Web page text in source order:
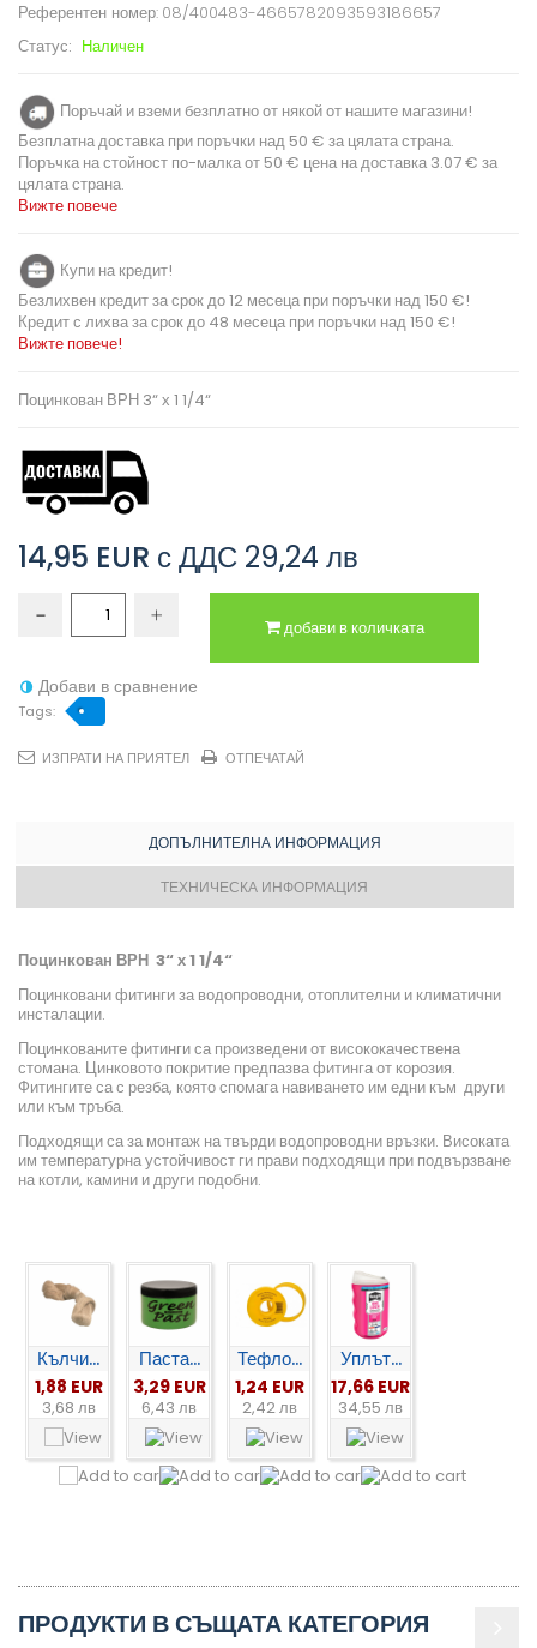
Референтен номер: 08/400483-4665782093593186657
Статус: Наличен
Поръчай и вземи безплатно от някой от нашите магазини!
Безплатна доставка при поръчки над 50 € за цялата страна.
Поръчка на стойност по-малка от 50 € цена на доставка 3.07 € за
цялата страна.
Вижте повече
Купи на кредит!
Безлихвен кредит за срок до 12 месеца при поръчки над 150 €!
Кредит с лихва за срок до 48 месеца при поръчки над 150 €!
Вижте повече!
Поцинкован ВРН 3“ х 1 1/4“
14,95 EUR с ДДС 29,24 лв
добави в количката
Добави в сравнение
Tags:
ИЗПРАТИ НА ПРИЯТЕЛ ОТПЕЧАТАЙ
ДОПЪЛНИТЕЛНА ИНФОРМАЦИЯ
ТЕХНИЧЕСКА ИНФОРМАЦИЯ
Поцинкован ВРН 3“ х 1 1/4“
Поцинковани фитинги за водопроводни, отоплителни и климатични
инсталации.
Поцинкованите фитинги са произведени от висококачествена
стомана. Цинковото покритие предпазва фитинга от корозия.
Фитингите са с резба, която спомага навиването им едни към други
или към тръба.
Подходящи са за монтаж на твърди водопроводни връзки. Високата
им температурна устойчивост ги прави подходящи при подвързване
на котли, камини и други подобни.
Кълчи...
1,88 EUR
3,68 лв
Паста...
3,29 EUR
6,43 лв
Тефло...
1,24 EUR
2,42 лв
Уплът...
17,66 EUR
34,55 лв
ПРОДУКТИ В СЪЩАТА КАТЕГОРИЯ